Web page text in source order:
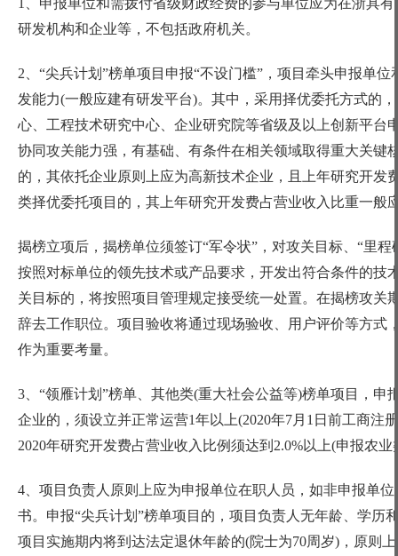
1、申报单位和需拨付省级财政经费的参与单位应为在浙具
研发机构和企业等，不包括政府机关。
2、“尖兵计划”榜单项目申报“不设门槛”，项目牵头申报单
发能力(一般应建有研发平台)。其中，采用择优委托方式的
心、工程技术研究中心、企业研究院等省级及以上创新平
协同攻关能力强，有基础、有条件在相关领域取得重大关
的，其依托企业原则上应为高新技术企业，且上年研究开发
类择优委托项目的，其上年研究开发费占营业收入比重一般
揭榜立项后，揭榜单位须签订“军令状”，对攻关目标、“里
按照对标单位的领先技术或产品要求，开发出符合条件的
关目标的，将按照项目管理规定接受统一处置。在揭榜攻关
辞去工作职位。项目验收将通过现场验收、用户评价等方
作为重要考量。
3、“领雁计划”榜单、其他类(重大社会公益等)榜单项目，
企业的，须设立并正常运营1年以上(2020年7月1日前工商
2020年研究开发费占营业收入比例须达到2.0%以上(申报农
4、项目负责人原则上应为申报单位在职人员，如非申报单
书。申报“尖兵计划”榜单项目的，项目负责人无年龄、学
项目实施期内将到达法定退休年龄的(院士为70周岁)，原则